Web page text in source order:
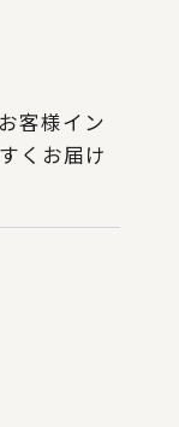
客様イン
くお届け